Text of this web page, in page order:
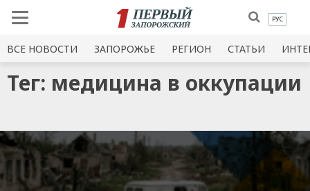
РУС
ВСЕ НОВОСТИ ЗАПОРОЖЬЕ РЕГИОН СТАТЬИ
Тег: медицина в оккупации